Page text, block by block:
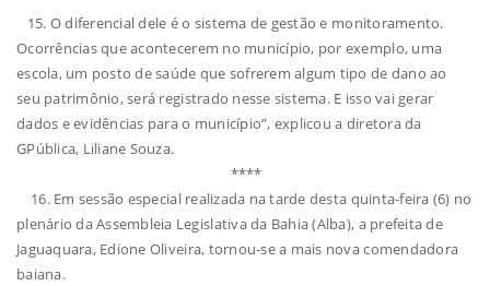
15. O diferencial dele é o sistema de gestão e monitoramento.
Ocorrências que acontecerem no município, por exemplo, uma
escola, um posto de saúde que sofrerem algum tipo de dano ao
seu patrimônio, será registrado nesse sistema. E isso vai gerar
dados e evidências para o município”, explicou a diretora da
GPública, Liliane Souza.
****
16. Em sessão especial realizada na tarde desta quinta-feira (6) no
plenário da Assembleia Legislativa da Bahia (Alba), a prefeita de
Jaguaquara, Edione Oliveira, tornou-se a mais nova comendadora
baiana.